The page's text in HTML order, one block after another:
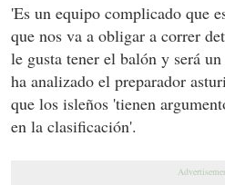
'Es un equipo complicado que
que nos va a obligar a correr
le gusta tener el balón y será
ha analizado el preparador
que los isleños 'tienen
en la clasificación'.